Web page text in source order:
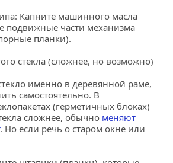
Капните машинного масла
подвижные части механизма
планки).
стекла (сложнее, но возможно)
именно в деревянной раме,
самостоятельно. В
(герметичных блоках)
сложнее, обычно меняют
. Но если речь о старом окне или